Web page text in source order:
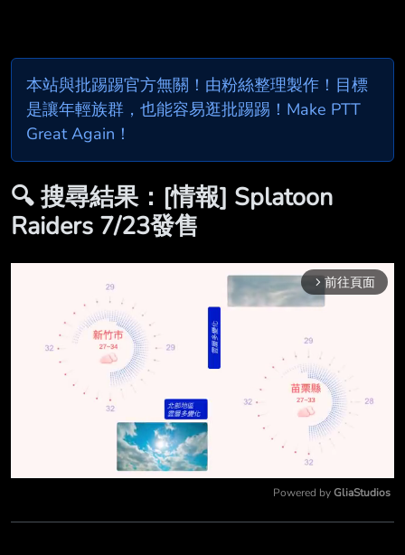
本站與批踢踢官方無關！由粉絲整理製作！目標
是讓年輕族群，也能容易逛批踢踢！Make PTT
Great Again！
🔍 搜尋結果：[情報] Splatoon
Raiders 7/23發售
arrow_forward_ios 前往頁面
Powered by GliaStudios